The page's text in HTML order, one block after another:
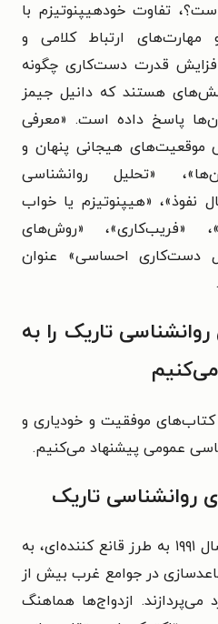
تفاوت خودهیپنوتیزم با
ارتباط کلامی و
قدرت دست‌کاری چگونه
هستند کهدانیل جیمز
پاسخ داده است. «معرفی
موقعیت‌های هیجانی پنهان و
«تحلیل روانشناسی
نفوذ»، «هیپنوتیزم یا خواب
«فریب‌کاری»، «روش‌های
دست‌کاری احساسی» عنوان
تاریک را به
کتاب‌های موفقیت و خودیاری و
عمومی پیشنهاد می‌کنیم.
روانشناسی تاریک
پراتکانیس و آرانسون در سال ۱۹۹۱ به طرز قانع کننده‌ای، به
در جوامع غرب بیش از
ازدواج‌ها هماهنگ